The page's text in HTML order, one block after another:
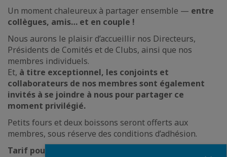
Un moment chaleureux à partager ensemble — entre
collègues, amis… et en couple !
Nous aurons le plaisir d’accueillir nos Directeurs,
Présidents de Comités et de Clubs, ainsi que nos
membres individuels.
Et, à titre exceptionnel, les conjoints et
collaborateurs de nos membres sont également
invités à se joindre à nous pour partager ce
moment privilégié.
Petits fours et deux boissons seront offerts aux
membres, sous réserve des conditions d’adhésion.
Tarif pour conjoints et collaborateurs : 150 QAR